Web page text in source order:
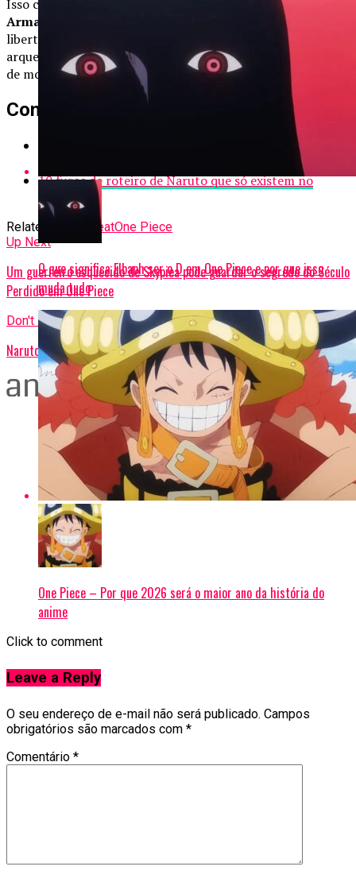
Isso conecta diretamente o objeto ao
Século Perdido
Armas Ancestrais
e ao papel de Nika como símbolo da
libertação. A descoberta em God Valley não seria apenas
arqueológica, mas também uma revelação de poder capaz
de moldar o futuro da grande guerra que se aproxima.
Confira também:
10 Melhores animes com grandes enredos para
10 furos de roteiro de Naruto que só existem no
anime
Related Topics: featOne Piece
Up Next
Um guerreiro esquecido de Skypiea pode guardar o segredo do Século
Perdido em One Piece
Don't Miss
Naruto – Por que Itachi matou o clã Uchiha? Entenda
O que significa Elbaph ser o D em One Piece e por que isso
muda tudo
One Piece – Por que 2026 será o maior ano da história do
anime
Click to comment
Leave a Reply
O seu endereço de e-mail não será publicado. Campos
obrigatórios são marcados com *
Comentário *